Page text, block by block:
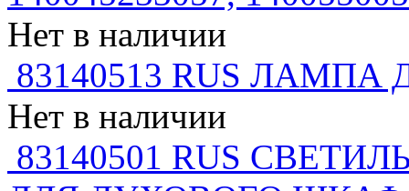
Нет в наличии
83140513 RUS
Нет в наличии
83140501 RUS